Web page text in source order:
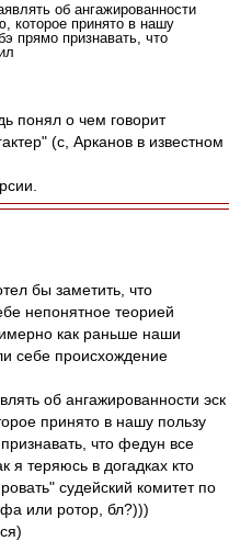
об ангажированности
которое принято в нашу
прямо признавать, что
понял о чем говорит
(с, Арканов в известном
бы заметить, что
непонятное теорией
как раньше наши
себе происхождение
об ангажированности эск
принято в нашу пользу
что федун все
я теряюсь в догадках кто
судейский комитет по
или ротор, бл?)))